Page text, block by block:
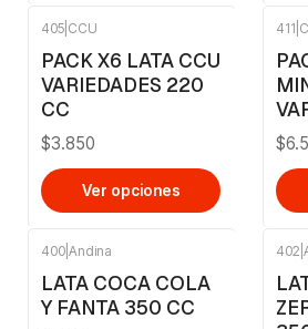
405 CCU
PACK X6 LATA CCU
VARIEDADES 220
CC
$3.850
Ver opciones
411
400 Andina
LATA COCA COLA
Y FANTA 350 CC
402